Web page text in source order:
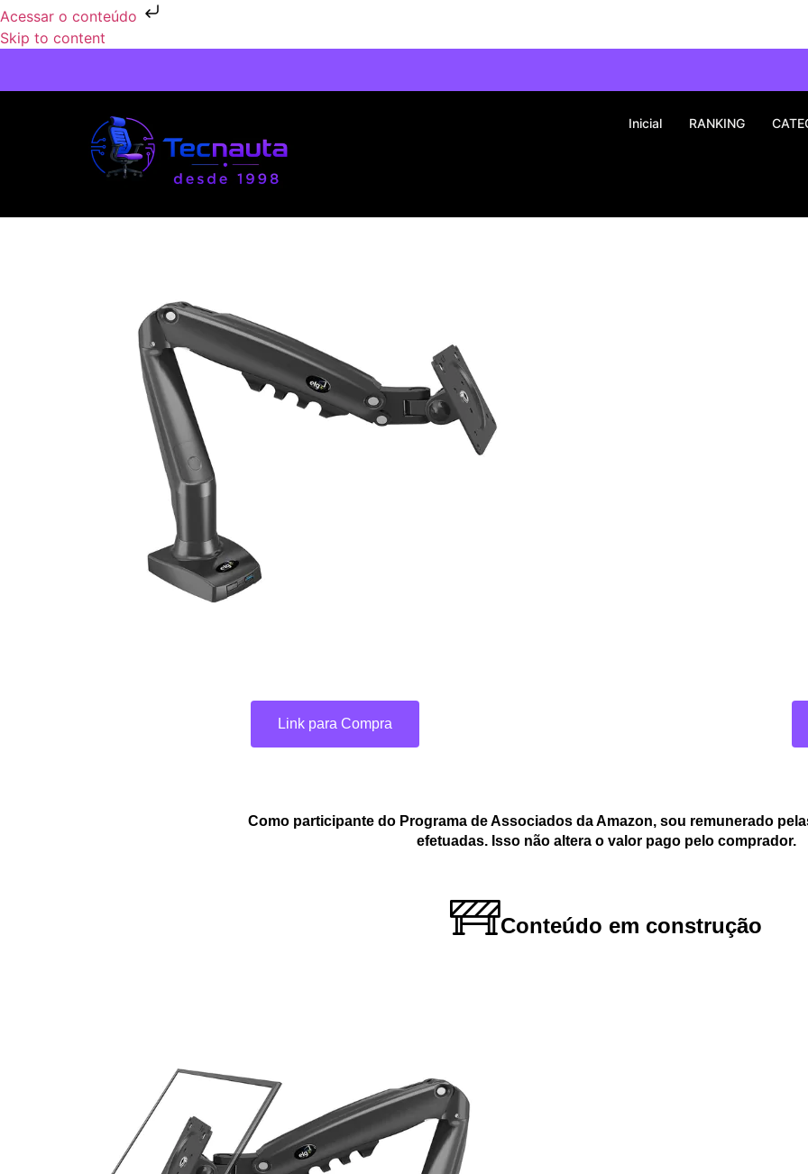
Acessar o conteúdo
Skip to content
Inicial RANKING
Link para Compra
Como participante do Programa de Associados da Amazon, sou remunerado
efetuadas. Isso não altera o valor pago pelo comprador.
Conteúdo em construção